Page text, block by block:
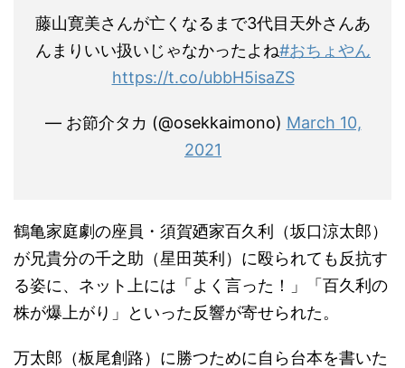
藤山寛美さんが亡くなるまで3代目天外さんあ
んまりいい扱いじゃなかったよね#おちょやん
https://t.co/ubbH5isaZS
— お節介タカ (@osekkaimono) March 10,
2021
鶴亀家庭劇の座員・須賀廼家百久利（坂口涼太郎）
が兄貴分の千之助（星田英利）に殴られても反抗す
る姿に、ネット上には「よく言った！」「百久利の
株が爆上がり」といった反響が寄せられた。
万太郎（板尾創路）に勝つために自ら台本を書いた